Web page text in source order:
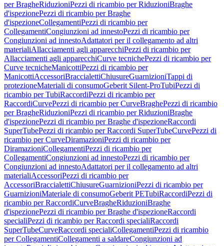
per BragheRiduzioniPezzi di ricambio per RiduzioniBraghe
d'ispezionePezzi di ricambio per Braghe
d'ispezioneCollegamentiPezzi di ricambio per
CollegamentiCongiunzioni ad innestoPezzi di ricambio per
Congiunzioni ad innestoAdattatori per il collegamento ad altri
materialiAllacciamenti agli apparecchiPezzi di ricambio per
Allacciamenti agli apparecchiCurve tecnichePezzi di ricambio per
Curve tecnicheManicottiPezzi di ricambio per
ManicottiAccessoriBraccialettiChiusureGuarnizioniTappi di
protezioneMateriali di consumoGeberit Silent-ProTubiPezzi di
ricambio per TubiRaccordiPezzi di ricambio per
RaccordiCurvePezzi di ricambio per CurveBraghePezzi di ricambio
per BragheRiduzioniPezzi di ricambio per RiduzioniBraghe
d'ispezionePezzi di ricambio per Braghe d'ispezioneRaccordi
SuperTubePezzi di ricambio per Raccordi SuperTubeCurvePezzi di
ricambio per CurveDiramazioniPezzi di ricambio per
DiramazioniCollegamentiPezzi di ricambio per
CollegamentiCongiunzioni ad innestoPezzi di ricambio per
Congiunzioni ad innestoAdattatori per il collegamento ad altri
materialiAccessoriPezzi di ricambio per
AccessoriBraccialettiChiusureGuarnizioniPezzi di ricambio per
GuarnizioniMateriale di consumoGeberit PETubiRaccordiPezzi di
ricambio per RaccordiCurveBragheRiduzioniBraghe
d'ispezionePezzi di ricambio per Braghe d'ispezioneRaccordi
specialiPezzi di ricambio per Raccordi specialiRaccordi
SuperTubeCurveRaccordi specialiCollegamentiPezzi di ricambio
per CollegamentiCollegamenti a saldareCongiunzioni ad